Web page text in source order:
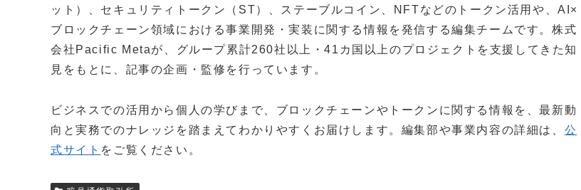
ット）、セキュリティトークン（ST）、ステーブルコイン、NFTなどのトークン活用や、AI×
ブロックチェーン領域における事業開発・実装に関する情報を発信する編集チームです。株式
会社Pacific Metaが、グループ累計260社以上・41カ国以上のプロジェクトを支援してきた知
見をもとに、記事の企画・監修を行っています。
ビジネスでの活用から個人の学びまで、ブロックチェーンやトークンに関する情報を、最新動
向と実務でのナレッジを踏まえてわかりやすくお届けします。編集部や事業内容の詳細は、 公
式サイト をご覧ください。